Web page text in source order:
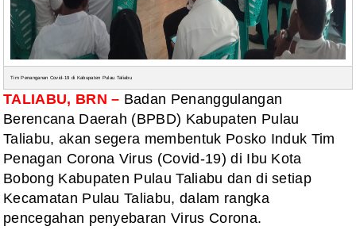
Tim Penanganan Covid-19 di Kabupaten Pulau Taliabu
TALIABU, BRN – Badan Penanggulangan
Berencana Daerah (BPBD) Kabupaten Pulau
Taliabu, akan segera membentuk Posko Induk Tim
Penagan Corona Virus (Covid-19) di Ibu Kota
Bobong Kabupaten Pulau Taliabu dan di setiap
Kecamatan Pulau Taliabu, dalam rangka
pencegahan penyebaran Virus Corona.